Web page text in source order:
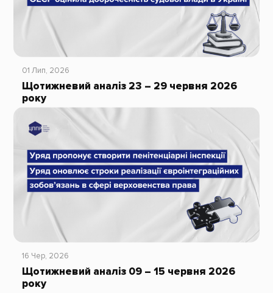
01 Лип, 2026
Щотижневий аналіз 23 – 29 червня 2026
року
16 Чер, 2026
Щотижневий аналіз 09 – 15 червня 2026
року